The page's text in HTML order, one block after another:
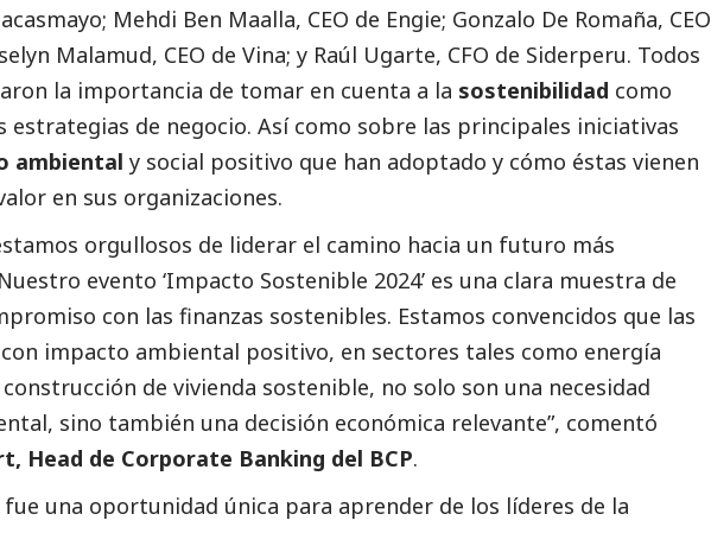
Mehdi Ben Maalla, CEO de Engie; Gonzalo De Romaña, CEO
Malamud, CEO de Vina; y Raúl Ugarte, CFO de Siderperu. Todos
la importancia de tomar en cuenta a la sostenibilidad como
estrategias de negocio. Así como sobre las principales iniciativas
ambiental y social positivo que han adoptado y cómo éstas vienen
en sus organizaciones.
estamos orgullosos de liderar el camino hacia un futuro más
evento ‘Impacto Sostenible 2024’ es una clara muestra de
con las finanzas sostenibles. Estamos convencidos que las
impacto ambiental positivo, en sectores tales como energía
de vivienda sostenible, no solo son una necesidad
sino también una decisión económica relevante”, comentó
Head de Corporate Banking del BCP.
fue una oportunidad única para aprender de los líderes de la